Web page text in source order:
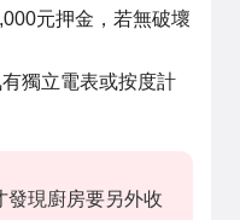
元押金，若無破壞
有獨立電表或按度計
發現廚房要另外收